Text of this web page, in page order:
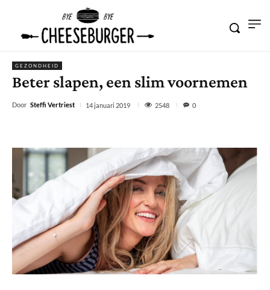
GEZONDHEID
Beter slapen, een slim voornemen
Door Steffi Vertriest 14 januari 2019 2548 0